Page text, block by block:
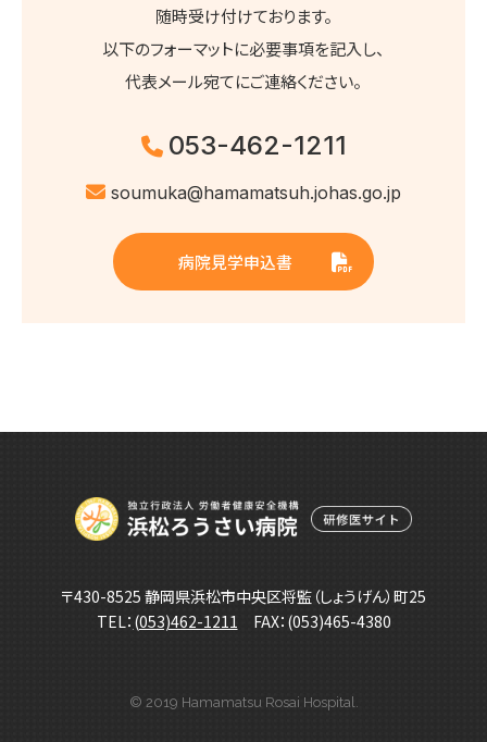
随時受け付けております。
以下のフォーマットに必要事項を記入し、
代表メール宛てにご連絡ください。
053-462-1211
soumuka@hamamatsuh.johas.go.jp
病院見学申込書
〒430-8525 静岡県浜松市中央区将監（しょうげん）町25
TEL： (053)462-1211 FAX：(053)465-4380
© 2019 Hamamatsu Rosai Hospital.